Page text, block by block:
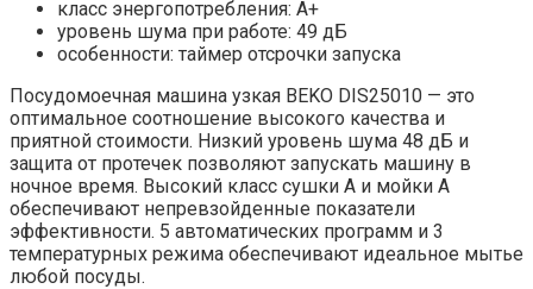
класс энергопотребления: A+
уровень шума при работе: 49 дБ
особенности: таймер отсрочки запуска
Посудомоечная машина узкая BEKO DIS25010 — это
оптимальное соотношение высокого качества и
приятной стоимости. Низкий уровень шума 48 дБ и
защита от протечек позволяют запускать машину в
ночное время. Высокий класс сушки А и мойки А
обеспечивают непревзойденные показатели
эффективности. 5 автоматических программ и 3
температурных режима обеспечивают идеальное мытье
любой посуды.